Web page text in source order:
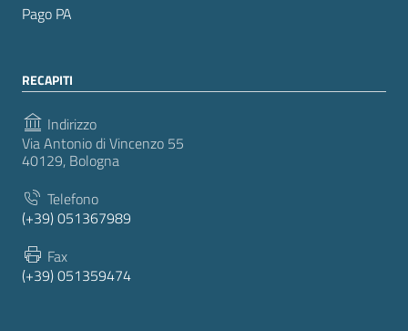
Pago PA
RECAPITI
Indirizzo
Via Antonio di Vincenzo 55
40129, Bologna
Telefono
(+39) 051367989
Fax
(+39) 051359474